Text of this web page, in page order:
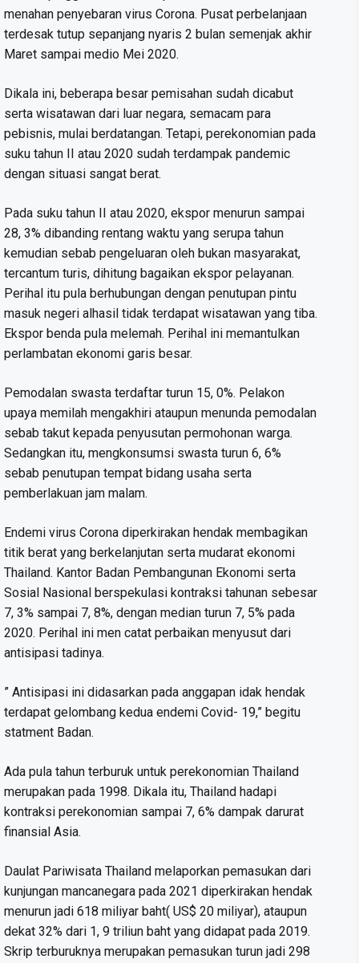
menahan penyebaran virus Corona. Pusat perbelanjaan
terdesak tutup sepanjang nyaris 2 bulan semenjak akhir
Maret sampai medio Mei 2020.
Dikala ini, beberapa besar pemisahan sudah dicabut
serta wisatawan dari luar negara, semacam para
pebisnis, mulai berdatangan. Tetapi, perekonomian pada
suku tahun II atau 2020 sudah terdampak pandemic
dengan situasi sangat berat.
Pada suku tahun II atau 2020, ekspor menurun sampai
28, 3% dibanding rentang waktu yang serupa tahun
kemudian sebab pengeluaran oleh bukan masyarakat,
tercantum turis, dihitung bagaikan ekspor pelayanan.
Perihal itu pula berhubungan dengan penutupan pintu
masuk negeri alhasil tidak terdapat wisatawan yang tiba.
Ekspor benda pula melemah. Perihal ini memantulkan
perlambatan ekonomi garis besar.
Pemodalan swasta terdaftar turun 15, 0%. Pelakon
upaya memilah mengakhiri ataupun menunda pemodalan
sebab takut kepada penyusutan permohonan warga.
Sedangkan itu, mengkonsumsi swasta turun 6, 6%
sebab penutupan tempat bidang usaha serta
pemberlakuan jam malam.
Endemi virus Corona diperkirakan hendak membagikan
titik berat yang berkelanjutan serta mudarat ekonomi
Thailand. Kantor Badan Pembangunan Ekonomi serta
Sosial Nasional berspekulasi kontraksi tahunan sebesar
7, 3% sampai 7, 8%, dengan median turun 7, 5% pada
2020. Perihal ini men catat perbaikan menyusut dari
antisipasi tadinya.
” Antisipasi ini didasarkan pada anggapan idak hendak
terdapat gelombang kedua endemi Covid- 19,” begitu
statment Badan.
Ada pula tahun terburuk untuk perekonomian Thailand
merupakan pada 1998. Dikala itu, Thailand hadapi
kontraksi perekonomian sampai 7, 6% dampak darurat
finansial Asia.
Daulat Pariwisata Thailand melaporkan pemasukan dari
kunjungan mancanegara pada 2021 diperkirakan hendak
menurun jadi 618 miliyar baht( US$ 20 miliyar), ataupun
dekat 32% dari 1, 9 triliun baht yang didapat pada 2019.
Skrip terburuknya merupakan pemasukan turun jadi 298